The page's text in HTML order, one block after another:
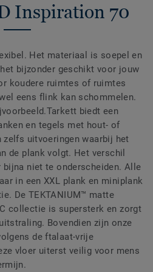
Inspiration 70
Het materiaal is soepel en
bijzonder geschikt voor jouw
koudere ruimtes of ruimtes
eens flink kan schommelen.
biedt een
en tegels met hout- of
uitvoeringen waarbij het
de plank volgt. Het verschil
niet te onderscheiden. Alle
in een XXL plank en miniplank
De TEKTANIUM™ matte
collectie is supersterk en zorgt
Bovendien zijn onze
de ftalaat-vrije
vloer uiterst veilig voor mens